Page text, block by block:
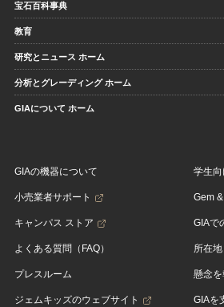
宝石百科事典
教育
研究とニュース ホーム
分析とグレーディング ホーム
GIAについて ホーム
GIAの機器について
小売業者サポート
キャンパス ストア
よくある質問（FAQ）
プレスルーム
ジェムキッズのウェブサイト
学生
Gem
GIAで
所在地
懸念
GIAを